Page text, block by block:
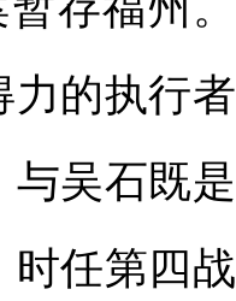
力的执行者
吴石既是
时任第四战